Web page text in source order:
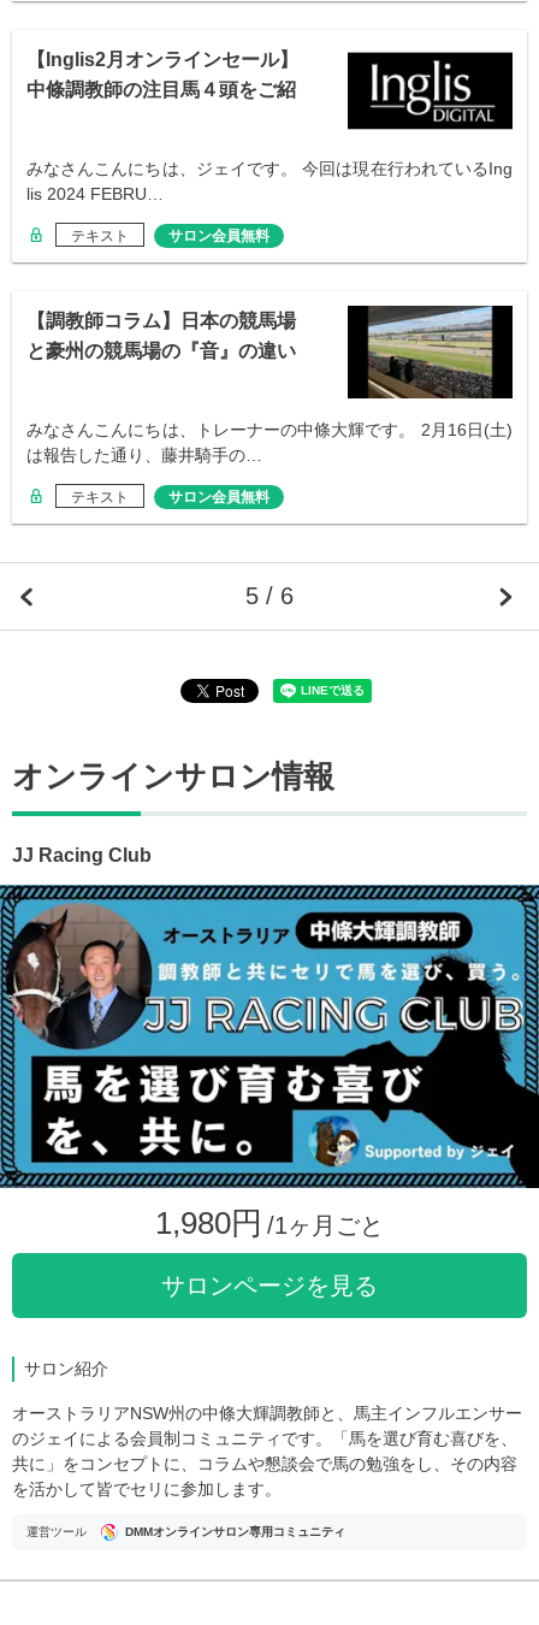
【Inglis2月オンラインセール】
中條調教師の注目馬４頭をご紹
みなさんこんにちは、ジェイです。 今回は現在行われているIng
lis 2024 FEBRU…
テキスト サロン会員無料
【調教師コラム】日本の競馬場
と豪州の競馬場の『音』の違い
みなさんこんにちは、トレーナーの中條大輝です。 2月16日(土)
は報告した通り、藤井騎手の…
テキスト サロン会員無料
5 / 6
オンラインサロン情報
JJ Racing Club
1,980円 /1ヶ月ごと
サロンページを見る
サロン紹介
オーストラリアNSW州の中條大輝調教師と、馬主インフルエンサー
のジェイによる会員制コミュニティです。「馬を選び育む喜びを、
共に」をコンセプトに、コラムや懇談会で馬の勉強をし、その内容
を活かして皆でセリに参加します。
運営ツール DMMオンラインサロン専用コミュニティ